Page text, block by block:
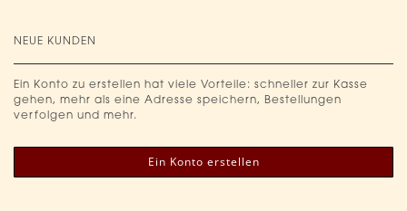
NEUE KUNDEN
Ein Konto zu erstellen hat viele Vorteile: schneller zur Kasse
gehen, mehr als eine Adresse speichern, Bestellungen
verfolgen und mehr.
Ein Konto erstellen